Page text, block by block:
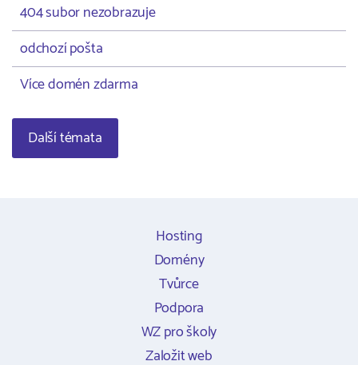
404 subor nezobrazuje
odchozí pošta
Více domén zdarma
Další témata
Hosting
Domény
Tvůrce
Podpora
WZ pro školy
Založit web